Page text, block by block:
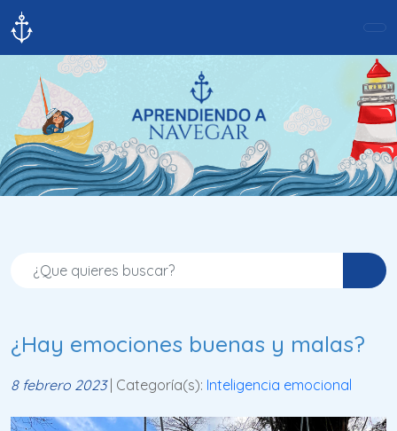
¿Hay emociones buenas y malas?
8 febrero 2023| Categoría(s): Inteligencia emocional